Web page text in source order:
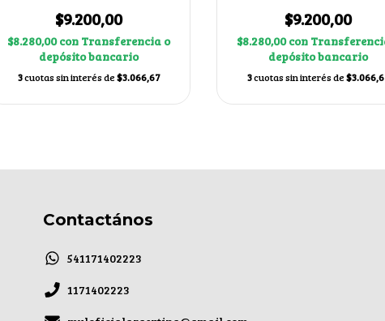
$9.200,00
$8.280,00con Transferencia o
depósito bancario
3cuotas sin interés de$3.066,67
$9.200,00
$8.280,00con
depósito bancario
3cuotas sin interés de
Contactános
541171402223
1171402223